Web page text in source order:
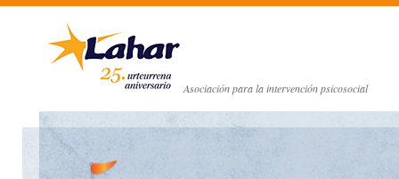
Asociación para la intervención psicosocial